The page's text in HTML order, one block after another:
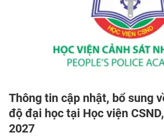
Thông tin cập nhật, bổ sung
độ đại học tại Học viện
2027